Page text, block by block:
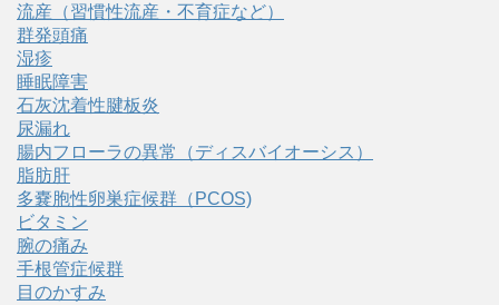
流産（習慣性流産・不育症など）
群発頭痛
湿疹
睡眠障害
石灰沈着性腱板炎
尿漏れ
腸内フローラの異常（ディスバイオーシス）
脂肪肝
多嚢胞性卵巣症候群（PCOS)
ビタミン
腕の痛み
手根管症候群
目のかすみ